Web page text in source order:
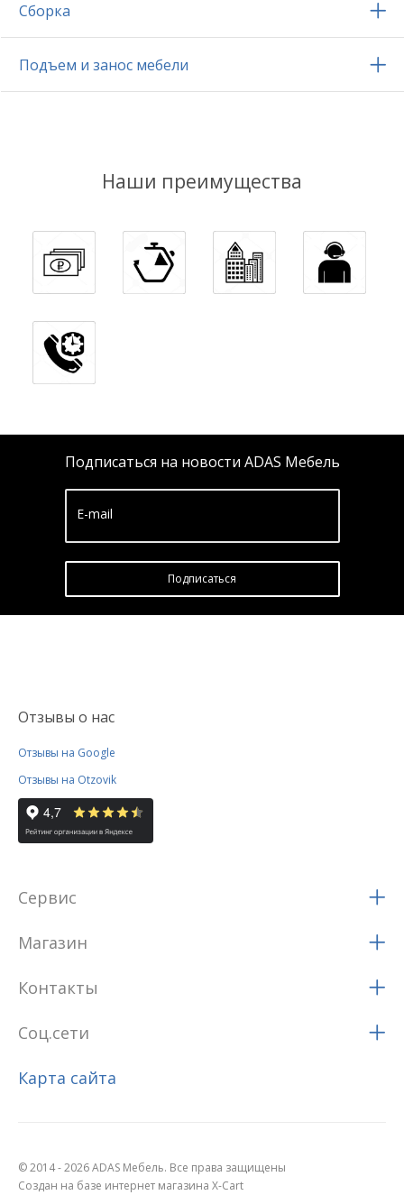
Сборка
Подъем и занос мебели
Наши преимущества
Подписаться на новости ADAS Мебель
E-mail
Подписатьcя
Отзывы о нас
Отзывы на Google
Отзывы на Otzovik
Сервис
Магазин
Контакты
Соц.сети
Карта сайта
© 2014 - 2026 ADAS Мебель. Все права защищены
Создан на базе интернет магазина X-Cart